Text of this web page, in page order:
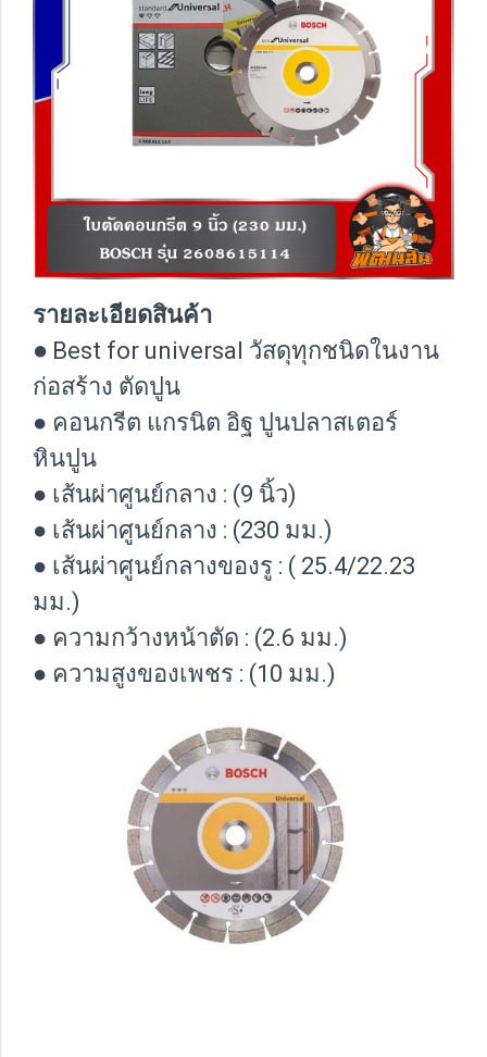
รายละเอียดสินค้า
● Best for universal วัสดุทุกชนิดในงาน
ก่อสร้าง ตัดปูน
● คอนกรีต แกรนิต อิฐ ปูนปลาสเตอร์
หินปูน
● เส้นผ่าศูนย์กลาง : (9 นิ้ว)
● เส้นผ่าศูนย์กลาง : (230 มม.)
● เส้นผ่าศูนย์กลางของรู : ( 25.4/22.23
มม.)
● ความกว้างหน้าตัด : (2.6 มม.)
● ความสูงของเพชร : (10 มม.)